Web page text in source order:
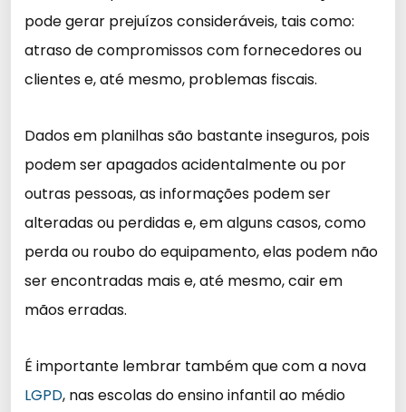
pode gerar prejuízos consideráveis, tais como:
atraso de compromissos com fornecedores ou
clientes e, até mesmo, problemas fiscais.
Dados em planilhas são bastante inseguros, pois
podem ser apagados acidentalmente ou por
outras pessoas, as informações podem ser
alteradas ou perdidas e, em alguns casos, como
perda ou roubo do equipamento, elas podem não
ser encontradas mais e, até mesmo, cair em
mãos erradas.
É importante lembrar também que com a nova
LGPD, nas escolas do ensino infantil ao médio